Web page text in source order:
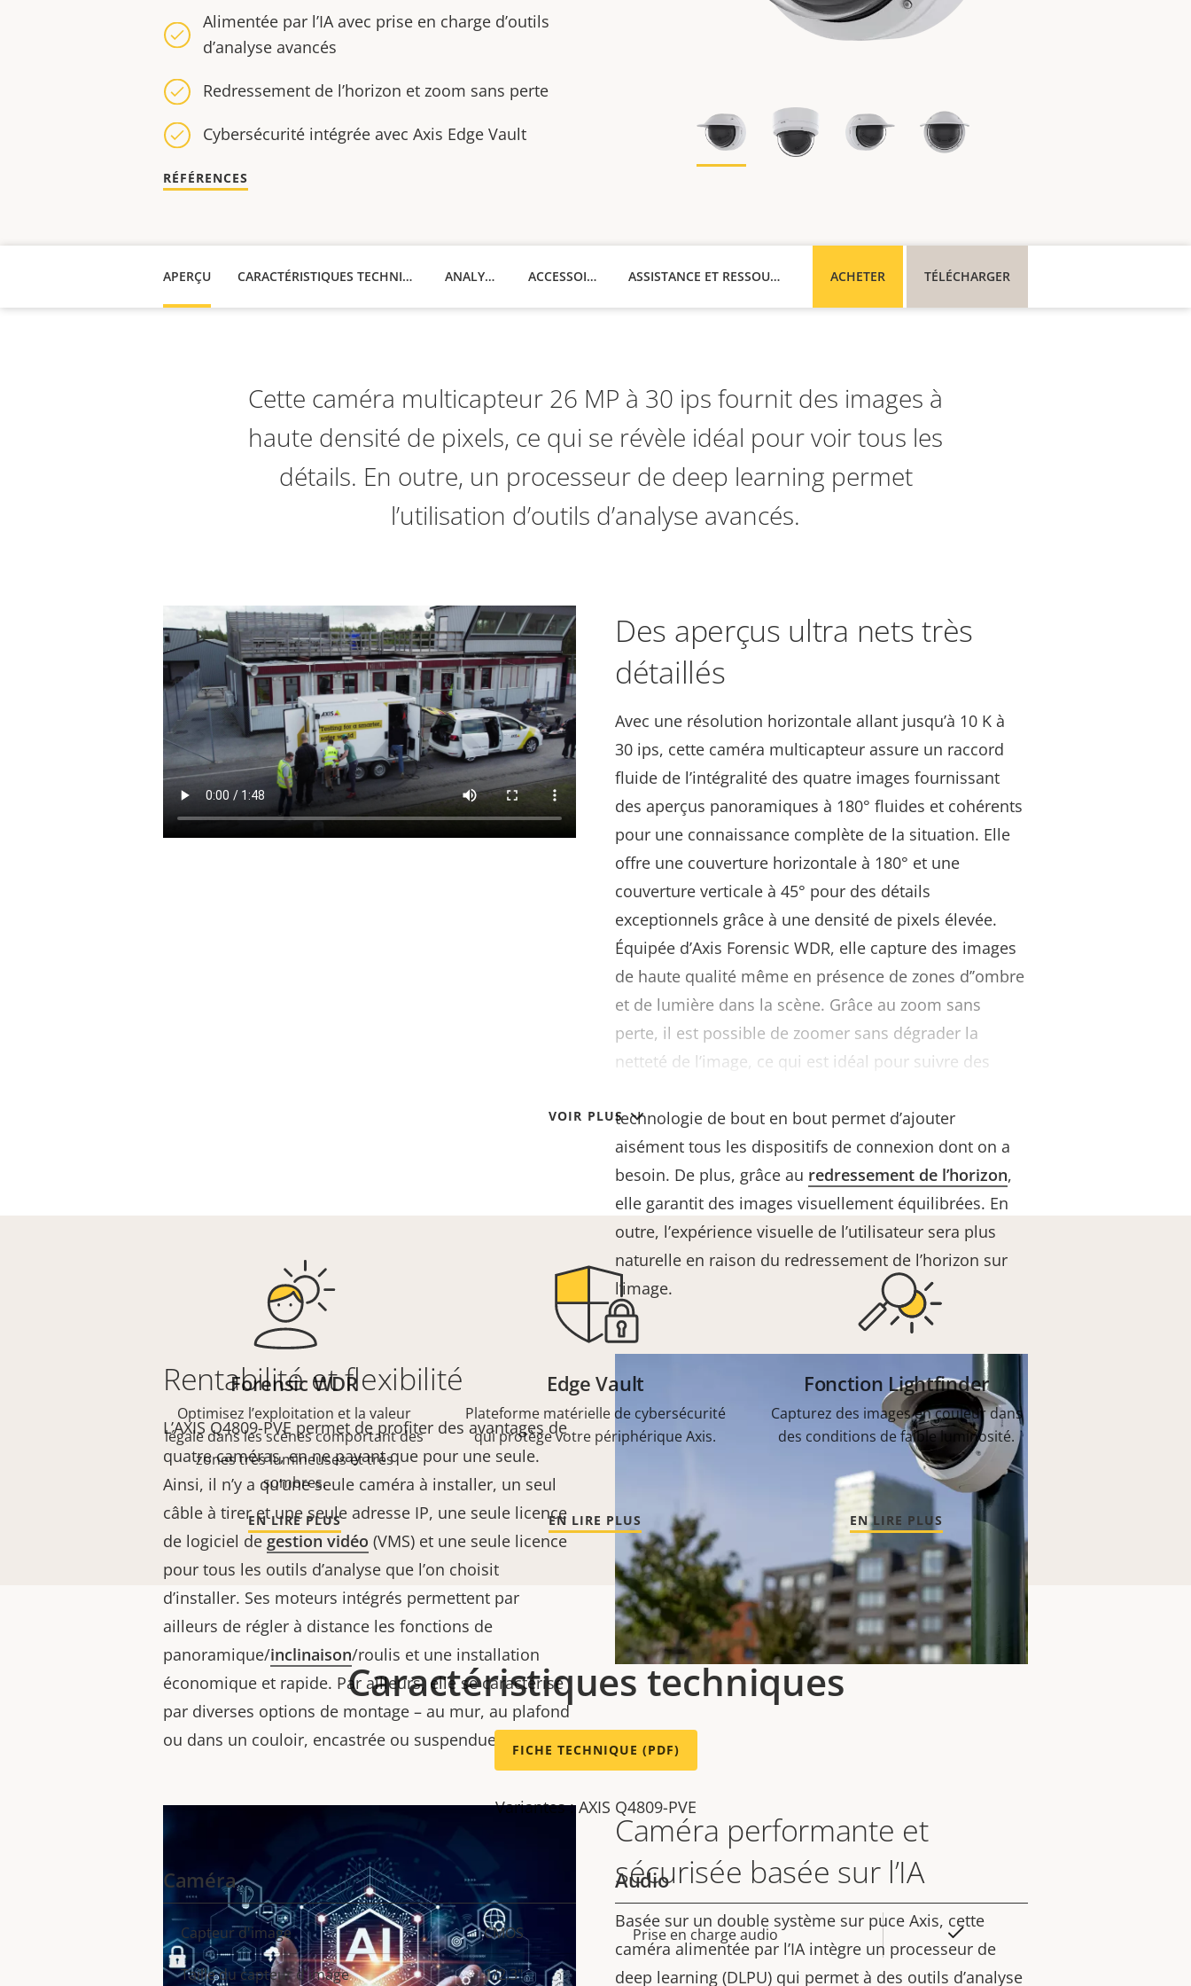
Alimentée par l’IA avec prise en charge d’outils
d’analyse avancés
Redressement de l’horizon et zoom sans perte
Cybersécurité intégrée avec Axis Edge Vault
RÉFÉRENCES
APERÇU CARACTÉRISTIQUES TECHNIQUES ANALYSES ACCESSOIRES ACHETER TÉLÉCHARGER
ASSISTANCE ET RESSOURCES
VOIR PLUS
Cette caméra multicapteur 26 MP à 30 ips fournit des images à
haute densité de pixels, ce qui se révèle idéal pour voir tous les
détails. En outre, un processeur de deep learning permet
l’utilisation d’outils d’analyse avancés.
Des aperçus ultra nets très
détaillés
Avec une résolution horizontale allant jusqu’à 10 K à
30 ips, cette caméra multicapteur assure un raccord
fluide de l’intégralité des quatre images fournissant
des aperçus panoramiques à 180° fluides et cohérents
pour une connaissance complète de la situation. Elle
offre une couverture horizontale à 180° et une
couverture verticale à 45° pour des détails
exceptionnels grâce à une densité de pixels élevée.
Équipée d’Axis Forensic WDR, elle capture des images
de haute qualité même en présence de zones d’’ombre
et de lumière dans la scène. Grâce au zoom sans
perte, il est possible de zoomer sans dégrader la
netteté de l’image, ce qui est idéal pour suivre des
technologie de bout en bout permet d’ajouter
aisément tous les dispositifs de connexion dont on a
besoin. De plus, grâce au redressement de l’horizon,
elle garantit des images visuellement équilibrées. En
outre, l’expérience visuelle de l’utilisateur sera plus
naturelle en raison du redressement de l’horizon sur
l’image.
Rentabilité et flexibilité
L’AXIS Q4809-PVE permet de profiter des avantages de
quatre caméras, en ne payant que pour une seule.
Ainsi, il n’y a qu’une seule caméra à installer, un seul
câble à tirer et une seule adresse IP, une seule licence
de logiciel de gestion vidéo (VMS) et une seule licence
pour tous les outils d’analyse que l’on choisit
d’installer. Ses moteurs intégrés permettent par
ailleurs de régler à distance les fonctions de
panoramique/inclinaison/roulis et une installation
économique et rapide. Par ailleurs, elle se caractérise
par diverses options de montage – au mur, au plafond
ou dans un couloir, encastrée ou suspendue.
Caméra performante et
sécurisée basée sur l’IA
Basée sur un double système sur puce Axis, cette
caméra alimentée par l’IA intègre un processeur de
deep learning (DLPU) qui permet à des outils d’analyse
Forensic WDR
Optimisez l’exploitation et la valeur
légale dans les scènes comportant des
zones très lumineuses et très
sombres.
EN LIRE PLUS
Edge Vault
Plateforme matérielle de cybersécurité
qui protège votre périphérique Axis.
EN LIRE PLUS
Fonction Lightfinder
Capturez des images en couleur dans
des conditions de faible luminosité.
EN LIRE PLUS
Caractéristiques techniques
FICHE TECHNIQUE (PDF)
Variantes : AXIS Q4809-PVE
Caméra
Description
de la
Valeur
de la
Capteur d'image CMOS
Taille du capteur d'image 1/2.3"
Audio
Description
Valeur
Prise en charge audio Oui